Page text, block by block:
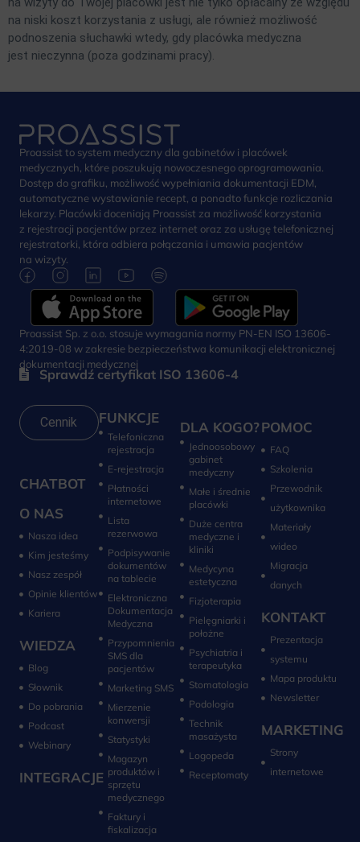
na niski koszt korzystania z usługi, ale również możliwość
podnoszenia słuchawki wtedy, gdy placówka medyczna
jest nieczynna (poza godzinami pracy).
Proassist to system medyczny dla gabinetów i placówek
medycznych, które poszukują nowoczesnego oprogramowania.
Dostęp do grafiku, możliwość wypełniania dokumentacji EDM,
automatyczne wystawianie recept, a ponadto funkcje rozliczania
lekarzy. Placówki doceniają Proassist za możliwość korzystania
z rejestracji pacjentów przez internet oraz za usługę telefonicznej
rejestratorki, która odbiera połączania i umawia pacjentów
na wizyty.
Proassist Sp. z o.o. stosuje wymagania normy PN-EN ISO 13606-
4:2019-08 w zakresie bezpieczeństwa komunikacji elektronicznej
dokumentacji medycznej
Sprawdź certyfikat ISO 13606-4
Cennik
CHATBOT
O NAS
Nasza idea
Kim jesteśmy
Nasz zespół
Opinie klientów
Kariera
WIEDZA
Blog
Słownik
Do pobrania
Podcast
Webinary
INTEGRACJE
FUNKCJE
Telefoniczna
rejestracja
E-rejestracja
Płatności
internetowe
Lista
rezerwowa
Podpisywanie
dokumentów
na tablecie
Elektroniczna
Dokumentacja
Medyczna
Przypomnienia
SMS dla
pacjentów
Marketing SMS
Mierzenie
konwersji‎
Statystyki
Magazyn
produktów i
sprzętu
medycznego
Faktury i
fiskalizacja
DLA KOGO?
Jednoosobowy
gabinet
medyczny
Małe i średnie
placówki
Duże centra
medyczne i
kliniki
Medycyna
estetyczna
Fizjoterapia
Pielęgniarki i
położne
Psychiatria i
terapeutyka
Stomatologia
Technik
masażysta
Logopeda
POMOC
FAQ
Szkolenia
Przewodnik
użytkownika
Materiały
wideo
Migracja
danych
KONTAKT
Prezentacja
systemu
Mapa produktu
Newsletter
MARKETING
Strony
internetowe